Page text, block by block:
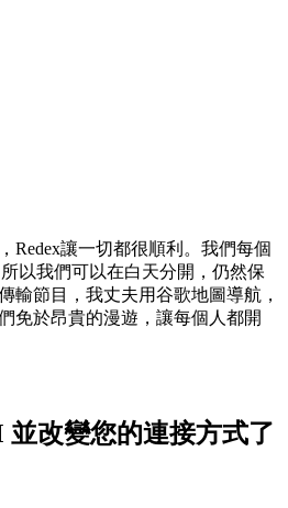
Redex讓一切都很順利。我們每個
以我們可以在白天分開，仍然保
輸節目，我丈夫用谷歌地圖導航，
免於昂貴的漫遊，讓每個人都開
並改變您的連接方式了